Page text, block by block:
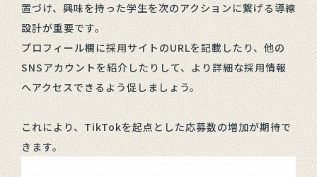
置づけ、興味を持った学生を次のアクションに繋げる導線
設計が重要です。
プロフィール欄に採用サイトのURLを記載したり、他の
SNSアカウントを紹介したりして、より詳細な採用情報
へアクセスできるよう促しましょう。
これにより、TikTokを起点とした応募数の増加が期待で
きます。